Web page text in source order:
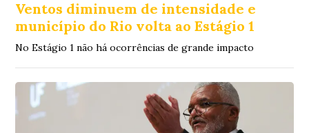
Ventos diminuem de intensidade e
município do Rio volta ao Estágio 1
No Estágio 1 não há ocorrências de grande impacto